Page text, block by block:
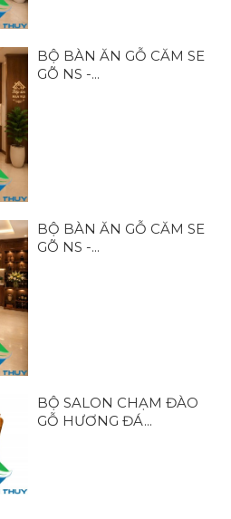
BỘ BÀN ĂN GỖ CĂM SE
GÕ NS -...
BỘ BÀN ĂN GỖ CĂM SE
GÕ NS -...
BỘ SALON CHẠM ĐÀO
GỖ HƯƠNG ĐÁ...